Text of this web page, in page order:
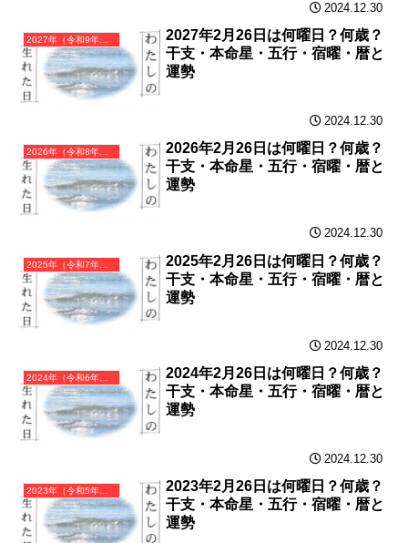
2024.12.30
2027年（令和9年）丁未（ひのとひつじ）・未年（ひつじ年）カレンダー（月曜はじまり）
2027年2月26日は何曜日？何歳？
干支・本命星・五行・宿曜・暦と
運勢
2024.12.30
2026年（令和8年）丙午（ひのえうま）・午年（うま年）カレンダー（月曜はじまり）
2026年2月26日は何曜日？何歳？
干支・本命星・五行・宿曜・暦と
運勢
2024.12.30
2025年（令和7年）乙巳（きのとみ）・巳年（へび年）カレンダー（月曜はじまり）
2025年2月26日は何曜日？何歳？
干支・本命星・五行・宿曜・暦と
運勢
2024.12.30
2024年（令和6年）甲辰（きのえたつ）・辰年（たつ年）カレンダー（月曜はじまり）
2024年2月26日は何曜日？何歳？
干支・本命星・五行・宿曜・暦と
運勢
2024.12.30
2023年（令和5年）癸卯（みずのとう）・卯年（うさぎ年）カレンダー（月曜はじまり）
2023年2月26日は何曜日？何歳？
干支・本命星・五行・宿曜・暦と
運勢